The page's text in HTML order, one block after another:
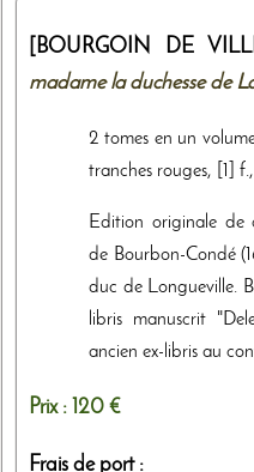
[BOURGOIN DE
madame la duchesse de
2 tomes en un
tranches rouges, [1]
Edition originale de
de Bourbon-Condé
duc de Longueville.
libris manuscrit
ancien ex-libris au
Prix : 120 €
Frais de port :